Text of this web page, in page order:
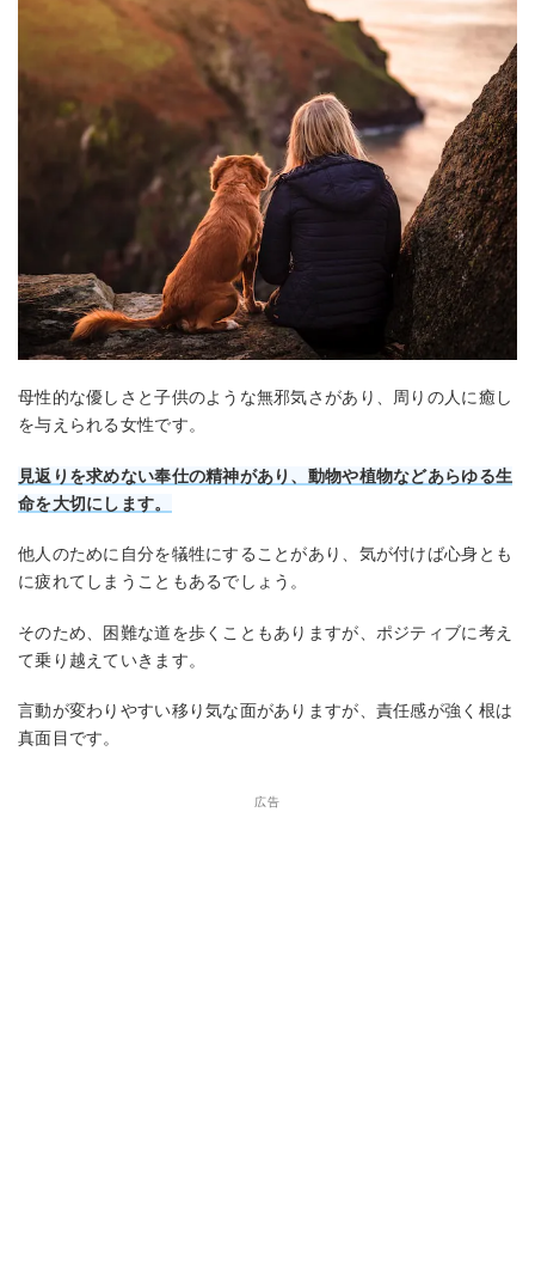
母性的な優しさと子供のような無邪気さがあり、周りの人に癒し
を与えられる女性です。
見返りを求めない奉仕の精神があり、動物や植物などあらゆる生
命を大切にします。
他人のために自分を犠牲にすることがあり、気が付けば心身とも
に疲れてしまうこともあるでしょう。
そのため、困難な道を歩くこともありますが、ポジティブに考え
て乗り越えていきます。
言動が変わりやすい移り気な面がありますが、責任感が強く根は
真面目です。
広告